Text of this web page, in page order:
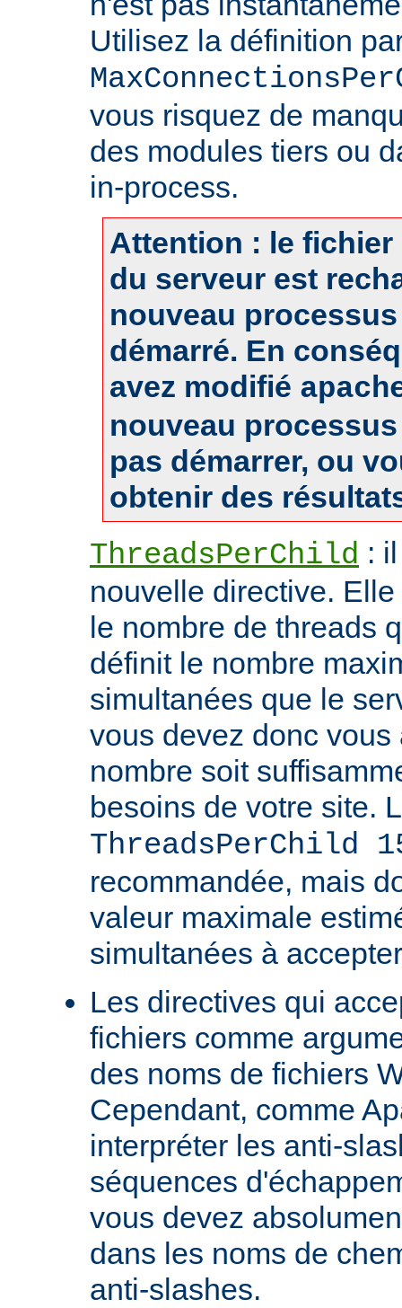
Utilisez la définition
vous risquez de
des modules tiers ou
in-process.
Attention : le
du serveur est
nouveau
démarré. En
avez modifié
nouveau
pas démarrer, ou
obtenir des
ThreadsPerChild :
nouvelle directive.
le nombre de threads
définit le nombre
simultanées que le
vous devez donc vous
nombre soit
besoins de votre site.
ThreadsPerChild
recommandée, mais
valeur maximale
simultanées à
Les directives qui
fichiers comme
des noms de fichiers
Cependant, comme
interpréter les anti-
séquences
vous devez
dans les noms de
anti-slashes.